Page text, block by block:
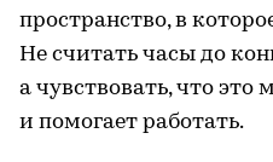
пространство, в
Не считать часы до
а чувствовать, что это
и помогает работать.